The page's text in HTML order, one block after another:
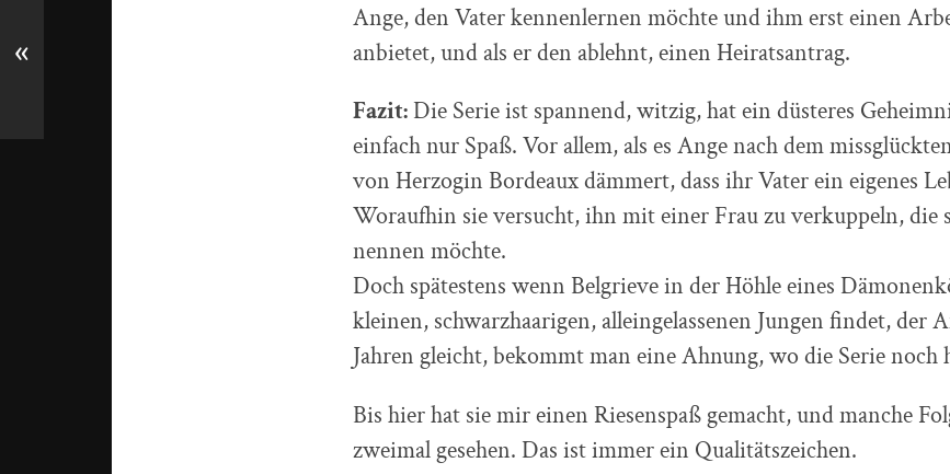
Ange, den Vater kennenlernen möchte und ihm erst einen
anbietet, und als er den ablehnt, einen Heiratsantrag.
Fazit:Die Serie ist spannend, witzig, hat ein düsteres
einfach nur Spaß. Vor allem, als es Ange nach dem
von Herzogin Bordeaux dämmert, dass ihr Vater ein eigenes
Woraufhin sie versucht, ihn mit einer Frau zu verkuppeln, die
nennen möchte.
Doch spätestens wenn Belgrieve in der Höhle eines
kleinen, schwarzhaarigen, alleingelassenen Jungen findet, der
Jahren gleicht, bekommt man eine Ahnung, wo die Serie
Bis hier hat sie mir einen Riesenspaß gemacht, und manche
zweimal gesehen. Das ist immer ein Qualitätszeichen.
«